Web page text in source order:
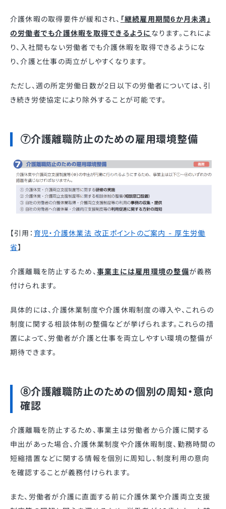
介護休暇の取得要件が緩和され、 「継続雇用期間6か月未満」
の労働者でも介護休暇を取得できるように なります。​これによ
り、入社間もない労働者でも介護休暇を取得できるようにな
り、介護と仕事の両立がしやすくなります。​
ただし、週の所定労働日数が2日以下の労働者については、引
き続き労使協定により除外することが可能です。 ​
⑦介護離職防止のための雇用環境整備
【引用： 育児・介護休業法 改正ポイントのご案内 - 厚生労働
省】
介護離職を防止するため、 事業主には雇用環境の整備が義務
付けられます。
​具体的には、介護休業制度や介護休暇制度の導入や、これらの
制度に関する相談体制の整備などが挙げられます。​これらの措
置によって、労働者が介護と仕事を両立しやすい環境の整備が
期待できます。
⑧介護離職防止のための個別の周知・意向
確認
介護離職を防止するため、事業主は労働者から介護に関する
申出があった場合、介護休業制度や介護休暇制度、勤務時間の
短縮措置などに関する情報を個別に周知し、制度利用の意向
を確認することが義務付けられます。​
また、労働者が介護に直面する前に介護休業や介護両立支援